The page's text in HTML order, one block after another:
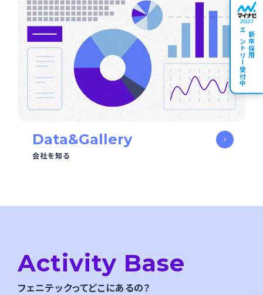
Data&Gallery
会社を知る
Activity Base
フェニテックってどこにあるの？
新卒採用
エントリー受付中